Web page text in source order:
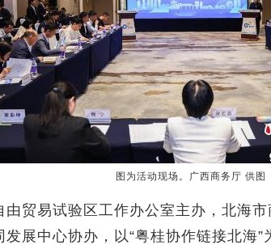
图为活动现场。广西商务厅 供图
易试验区工作办公室主办，北海市
展中心协办，以“粤桂协作链接北海